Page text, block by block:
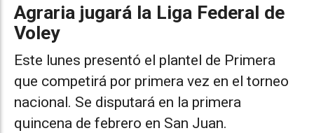
Agraria jugará la Liga Federal de
Voley
Este lunes presentó el plantel de Primera
que competirá por primera vez en el torneo
nacional. Se disputará en la primera
quincena de febrero en San Juan.